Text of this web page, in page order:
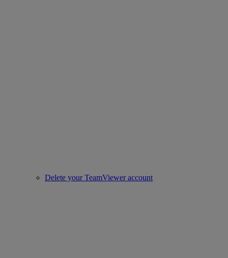
Delete your TeamViewer account